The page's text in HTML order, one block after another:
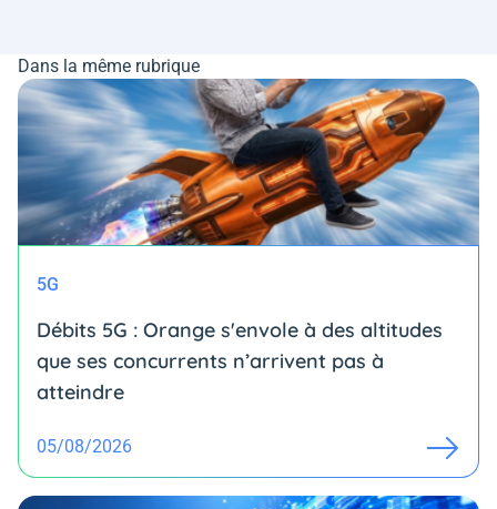
Dans la même rubrique
5G
Débits 5G : Orange s'envole à des altitudes
que ses concurrents n’arrivent pas à
atteindre
05/08/2026